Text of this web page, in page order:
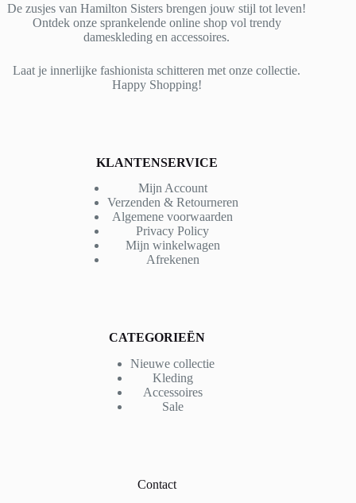
De zusjes van Hamilton Sisters brengen jouw stijl tot leven!
Ontdek onze sprankelende online shop vol trendy
dameskleding en accessoires.
Laat je innerlijke fashionista schitteren met onze collectie.
Happy Shopping!
KLANTENSERVICE
Mijn Account
Verzenden & Retourneren
Algemene voorwaarden
Privacy Policy
Mijn winkelwagen
Afrekenen
CATEGORIEËN
Nieuwe collectie
Kleding
Accessoires
Sale
Contact